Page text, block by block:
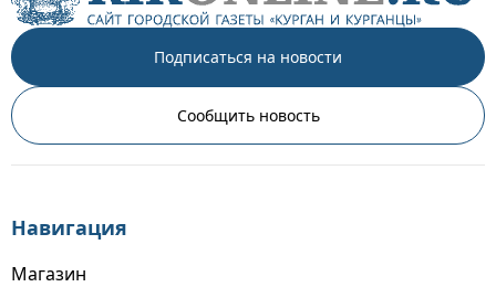
Подписаться на новости
Сообщить новость
Навигация
Магазин